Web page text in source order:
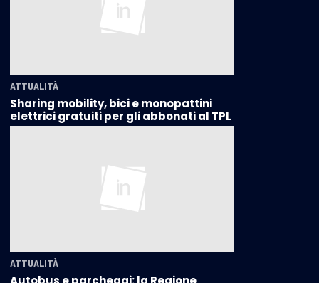
ATTUALITÀ
Sharing mobility, bici e monopattini
elettrici gratuiti per gli abbonati al TPL
ATTUALITÀ